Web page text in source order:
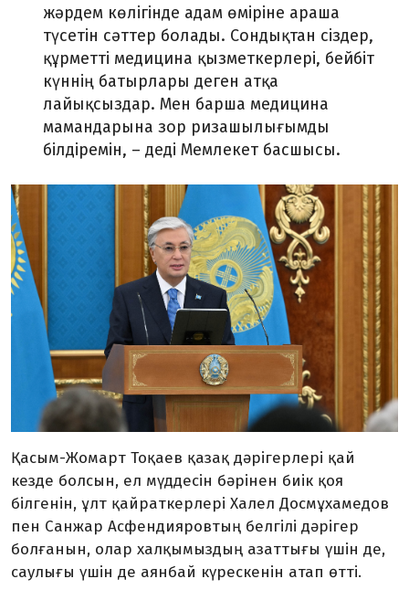
жәрдем көлігінде адам өміріне араша
түсетін сәттер болады. Сондықтан сіздер,
құрметті медицина қызметкерлері, бейбіт
күннің батырлары деген атқа
лайықсыздар. Мен барша медицина
мамандарына зор ризашылығымды
білдіремін, – деді Мемлекет басшысы.
Қасым-Жомарт Тоқаев қазақ дәрігерлері қай
кезде болсын, ел мүддесін бәрінен биік қоя
білгенін, ұлт қайраткерлері Халел Досмұхамедов
пен Санжар Асфендияровтың белгілі дәрігер
болғанын, олар халқымыздың азаттығы үшін де,
саулығы үшін де аянбай күрескенін атап өтті.